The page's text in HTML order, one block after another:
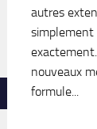
autres
simplement
nouveaux
formule...